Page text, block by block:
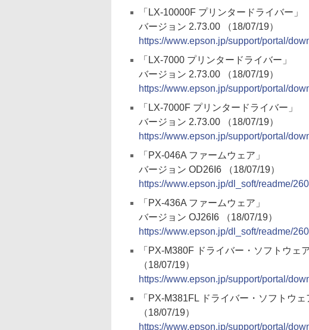
「LX-10000F プリンタードライバー」
バージョン 2.73.00 （18/07/19）
https://www.epson.jp/support/portal/
「LX-7000 プリンタードライバー」
バージョン 2.73.00 （18/07/19）
https://www.epson.jp/support/portal/
「LX-7000F プリンタードライバー」
バージョン 2.73.00 （18/07/19）
https://www.epson.jp/support/portal/
「PX-046A ファームウェア」
バージョン OD26I6 （18/07/19）
https://www.epson.jp/dl_soft/readme/
「PX-436A ファームウェア」
バージョン OJ26I6 （18/07/19）
https://www.epson.jp/dl_soft/readme/
「PX-M380F ドライバー・ソフトウェア
（18/07/19）
https://www.epson.jp/support/portal/
「PX-M381FL ドライバー・ソフトウェ
（18/07/19）
https://www.epson.jp/support/portal/